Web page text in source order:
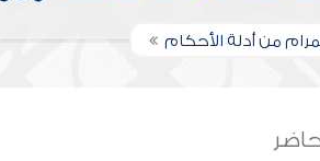
من أدلة الأحكام